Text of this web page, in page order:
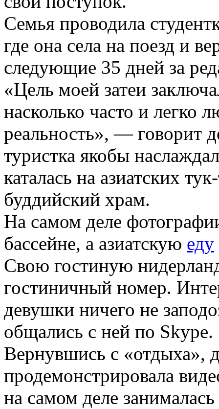
Семья проводила
где она села на поезд и
следующие 35 дней за
«Цель моей затеи
насколько часто и
реальность», — говорит
туристка якобы
каталась на азиатских
буддийский храм.
На самом деле
бассейне, а азиатскую еду
Свою гостиную
гостиничный номер.
девушки ничего не
общались с ней по Skype.
Вернувшись с «отдыха»,
продемонстрировала
на самом деле занималась